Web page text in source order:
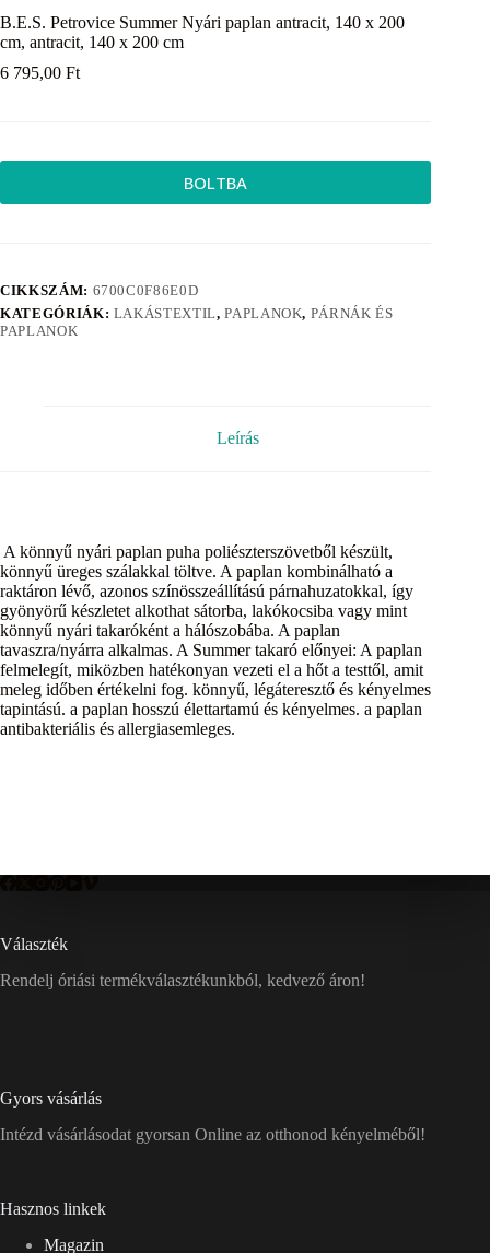
B.E.S. Petrovice Summer Nyári paplan antracit, 140 x 200
cm, antracit, 140 x 200 cm
6 795,00 Ft
BOLTBA
CIKKSZÁM: 6700C0F86E0D
KATEGÓRIÁK: LAKÁSTEXTIL,PAPLANOK, PÁRNÁK ÉS
PAPLANOK
Leírás
A könnyű nyári paplan puha poliészterszövetből készült,
könnyű üreges szálakkal töltve. A paplan kombinálható a
raktáron lévő, azonos színösszeállítású párnahuzatokkal, így
gyönyörű készletet alkothat sátorba, lakókocsiba vagy mint
könnyű nyári takaróként a hálószobába. A paplan
tavaszra/nyárra alkalmas. A Summer takaró előnyei: A paplan
felmelegít, miközben hatékonyan vezeti el a hőt a testtől, amit
meleg időben értékelni fog. könnyű, légáteresztő és kényelmes
tapintású. a paplan hosszú élettartamú és kényelmes. a paplan
antibakteriális és allergiasemleges.
Választék
Rendelj óriási termékválasztékunkból, kedvező áron!
Gyors vásárlás
Intézd vásárlásodat gyorsan Online az otthonod kényelméből!
Hasznos linkek
Magazin